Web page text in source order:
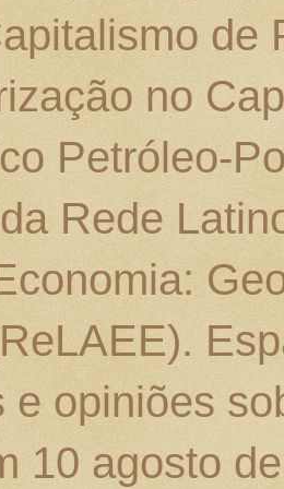
de
no
Petróleo-
Rede
e opiniões
10 agosto